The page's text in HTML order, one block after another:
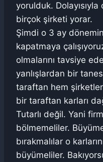
yorulduk.
birçok şirketi yorar.
Şimdi o 3 ay
kapatmaya
olmalarını tavsiye
yanlışlardan bir
taraftan hem
bir taraftan karları
Tutarlı değil. Yani
bölmemeliler.
bırakmalılar o
büyümeliler.